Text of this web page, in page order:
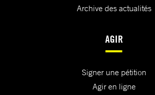
Archive des actualités
AGIR
Signer une pétition
Agir en ligne